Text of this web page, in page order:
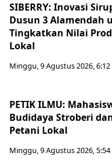
SIBERRY: Inovasi
Dusun 3 Alamendah
Tingkatkan Nilai
Lokal
Minggu, 9 Agustus 2026, 6:12
PETIK ILMU:
Budidaya Stroberi
Petani Lokal
Minggu, 9 Agustus 2026, 5:54